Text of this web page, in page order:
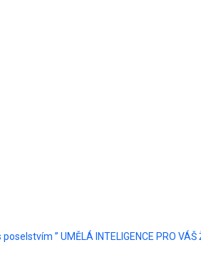
” UMĚLÁ INTELIGENCE PRO VÁŠ